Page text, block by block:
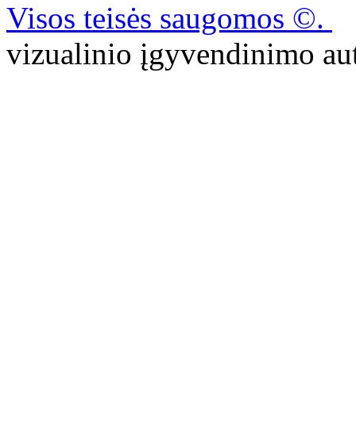
Visos teisės saugomos ©.
vizualinio įgyvendinimo